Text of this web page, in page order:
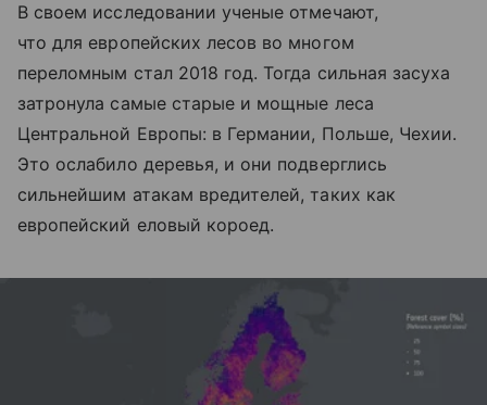
В своем исследовании ученые отмечают,
что для европейских лесов во многом
переломным стал 2018 год. Тогда сильная засуха
затронула самые старые и мощные леса
Центральной Европы: в Германии, Польше, Чехии.
Это ослабило деревья, и они подверглись
сильнейшим атакам вредителей, таких как
европейский еловый короед.